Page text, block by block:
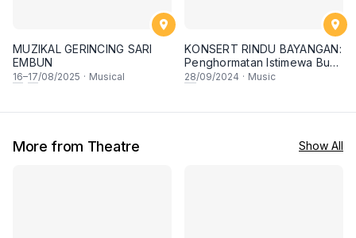
MUZIKAL GERINCING SARI
EMBUN
16–17/08/2025 · Musical
KONSERT RINDU BAYANGAN:
Penghormatan Istimewa Buat
Allahyarham Omar Taib
28/09/2024 · Music
More from Theatre Show All